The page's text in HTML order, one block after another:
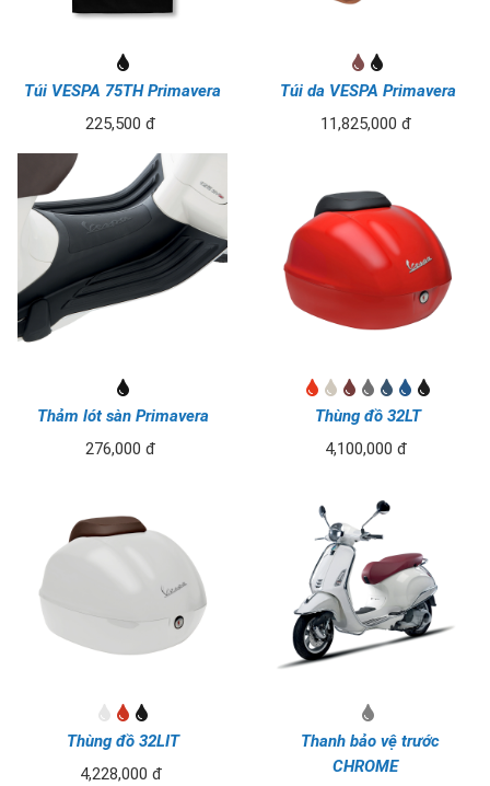
Túi VESPA 75TH Primavera
225,500 đ
Túi da VESPA Primavera
11,825,000 đ
Thảm lót sàn Primavera
276,000 đ
Thùng đồ 32LT
4,100,000 đ
Thùng đồ 32LIT
4,228,000 đ
Thanh bảo vệ trước
CHROME